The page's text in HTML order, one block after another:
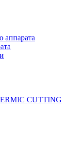
аппарата
CUTTING